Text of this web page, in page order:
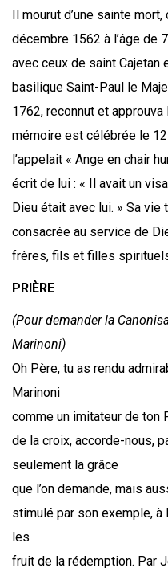
Il mourut d’une sainte
décembre 1562 à l’âge de
avec ceux de saint
basilique Saint-Paul le
1762, reconnut et
mémoire est célébrée le
l’appelait « Ange en chair
écrit de lui : « Il avait un
Dieu était avec lui. » Sa
consacrée au service de
frères, fils et filles
PRIÈRE
(Pour demander la
Marinoni)
Oh Père, tu as rendu
Marinoni
comme un imitateur de ton
de la croix, accorde-nous,
seulement la grâce
que l’on demande, mais
stimulé par son exemple,
les
fruit de la rédemption. Par